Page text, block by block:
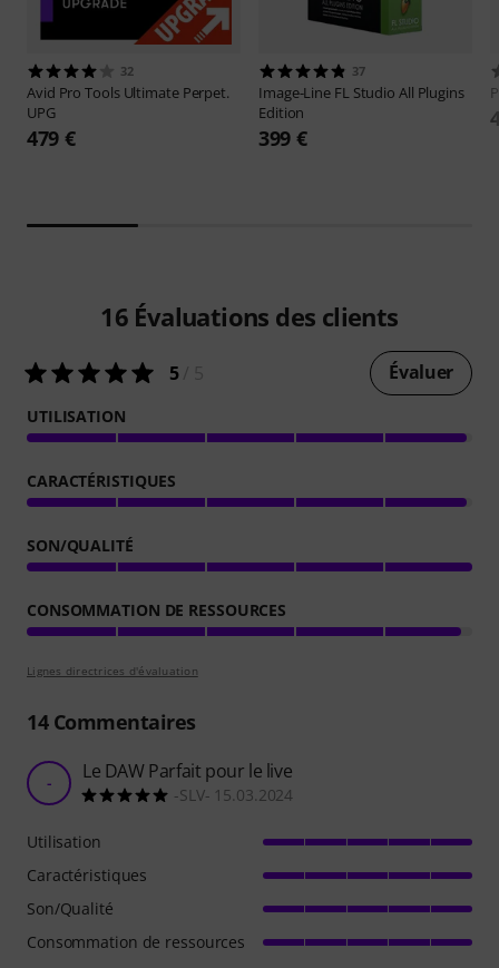
32
Avid Pro Tools Ultimate Perpet.
UPG
479 €
37
Image-Line FL Studio All Plugins
Edition
399 €
16 Évaluations des clients
5/ 5 Évaluer
UTILISATION
CARACTÉRISTIQUES
SON/QUALITÉ
CONSOMMATION DE RESSOURCES
Lignes directrices d'évaluation
14Commentaires
- Le DAW Parfait pour le live
-SLV- 15.03.2024
Utilisation
Caractéristiques
Son/Qualité
Consommation de ressources